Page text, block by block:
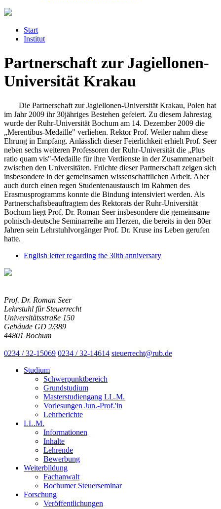
Start
Institut
Partnerschaft zur Jagiellonen-
Universität Krakau
Die Partnerschaft zur Jagiellonen-Universität Krakau, Polen hat
im Jahr 2009 ihr 30jähriges Bestehen gefeiert. Zu diesem Jahrestag
wurde der Ruhr-Universität Bochum am 14. Dezember 2009 die
„Merentibus-Medaille" verliehen. Rektor Prof. Weiler nahm diese
Ehrung in Empfang. Anlässlich dieser Feierlichkeit erhielt Prof. Seer
neben sechs weiteren Professoren der Ruhr-Universität die „Plus
ratio quam vis"-Medaille für ihre Verdienste in der Zusammenarbeit
zwischen den Universitäten. Früchte dieser Partnerschaft zeigen sich
insbesondere in der gemeinsamen wissenschaftlichen Arbeit. Aber
auch durch einen regen Studentenaustausch im Rahmen des
Erasmusprogramms konnte die Bindung intensiviert werden. Als
Partnerschaftsbeauftragtem des Rektorats der Ruhr-Universität
Bochum liegt Prof. Dr. Roman Seer insbesondere die gemeinsame
polnisch-deutsche Seminarreihe am Herzen, die bereits in den 80er
Jahren sein Lehrstuhlvorgänger Prof. Dr. Kruse ins Leben gerufen
hatte.
English letter regarding the 30th anniversary
Prof. Dr. Roman Seer
Lehrstuhl für Steuerrecht
Universitätsstraße 150
Gebäude GD 2/389
44801 Bochum
0234 / 32-15069 0234 / 32-14614 steuerrecht@rub.de
Studium
Schwerpunktbereich
Grundstudium
Masterstudiengang LL.M.
Vorlesungen Jun.-Prof.'in
Lehrberichte
LL.M.
Informationen
Inhalte
Lehrende
Bewerbung
Weiterbildung
Fachanwalt
Bochumer Steuerseminar
Forschung
Veröffentlichungen